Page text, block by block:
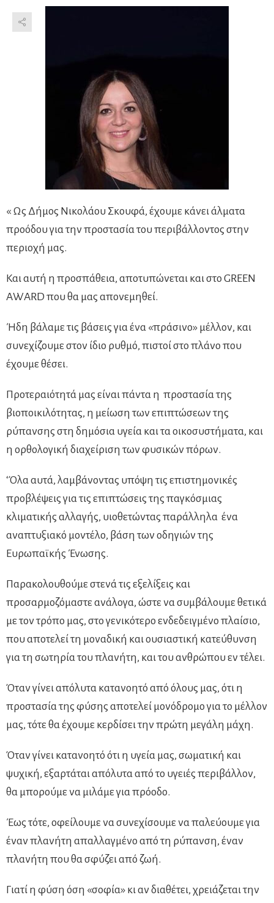
« Ως Δήμος Νικολάου Σκουφά, έχουμε κάνει άλματα
προόδου για την προστασία του περιβάλλοντος στην
περιοχή μας.
Και αυτή η προσπάθεια, αποτυπώνεται και στο GREEN
AWARD που θα μας απονεμηθεί.
Ήδη βάλαμε τις βάσεις για ένα «πράσινο» μέλλον, και
συνεχίζουμε στον ίδιο ρυθμό, πιστοί στο πλάνο που
έχουμε θέσει.
Προτεραιότητά μας είναι πάντα η προστασία της
βιοποικιλότητας, η μείωση των επιπτώσεων της
ρύπανσης στη δημόσια υγεία και τα οικοσυστήματα, και
η ορθολογική διαχείριση των φυσικών πόρων.
‘Όλα αυτά, λαμβάνοντας υπόψη τις επιστημονικές
προβλέψεις για τις επιπτώσεις της παγκόσμιας
κλιματικής αλλαγής, υιοθετώντας παράλληλα ένα
αναπτυξιακό μοντέλο, βάση των οδηγιών της
Ευρωπαϊκής Ένωσης.
Παρακολουθούμε στενά τις εξελίξεις και
προσαρμοζόμαστε ανάλογα, ώστε να συμβάλουμε θετικά
με τον τρόπο μας, στο γενικότερο ενδεδειγμένο πλαίσιο,
που αποτελεί τη μοναδική και ουσιαστική κατεύθυνση
για τη σωτηρία του πλανήτη, και του ανθρώπου εν τέλει.
Όταν γίνει απόλυτα κατανοητό από όλους μας, ότι η
προστασία της φύσης αποτελεί μονόδρομο για το μέλλον
μας, τότε θα έχουμε κερδίσει την πρώτη μεγάλη μάχη.
Όταν γίνει κατανοητό ότι η υγεία μας, σωματική και
ψυχική, εξαρτάται απόλυτα από το υγειές περιβάλλον,
θα μπορούμε να μιλάμε για πρόοδο.
Έως τότε, οφείλουμε να συνεχίσουμε να παλεύουμε για
έναν πλανήτη απαλλαγμένο από τη ρύπανση, έναν
πλανήτη που θα σφύζει από ζωή.
Γιατί η φύση όση «σοφία» κι αν διαθέτει, χρειάζεται την